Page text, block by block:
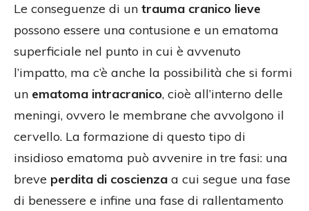
Le conseguenze di un trauma cranico lieve
possono essere una contusione e un ematoma
superficiale nel punto in cui è avvenuto
l’impatto, ma c’è anche la possibilità che si formi
un ematoma intracranico, cioè all’interno delle
meningi, ovvero le membrane che avvolgono il
cervello. La formazione di questo tipo di
insidioso ematoma può avvenire in tre fasi: una
breve perdita di coscienza a cui segue una fase
di benessere e infine una fase di rallentamento